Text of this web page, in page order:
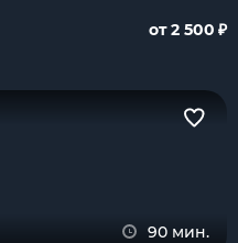
от 2 500 ₽
90 мин.